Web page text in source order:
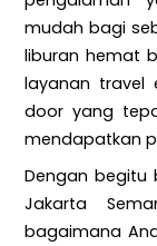
mudah bagi
liburan hemat
layanan travel
door yang
mendapatkan
Dengan begitu
Jakarta
bagaimana